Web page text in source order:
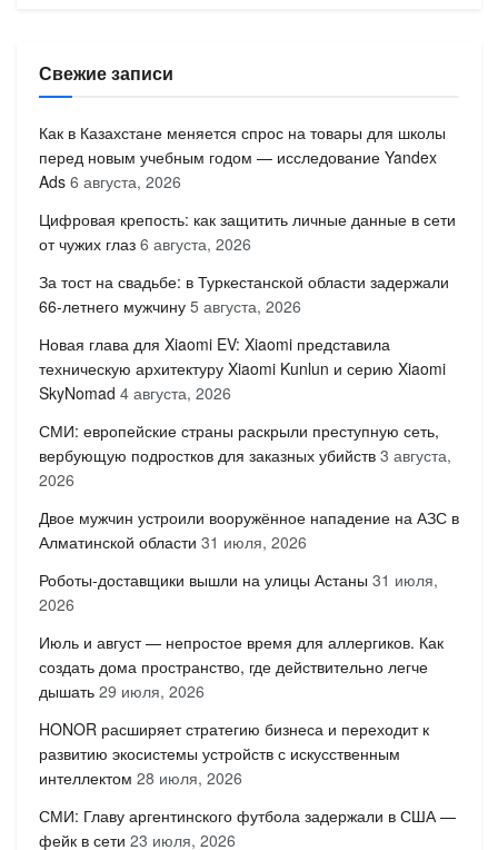
Свежие записи
Как в Казахстане меняется спрос на товары для школы
перед новым учебным годом — исследование Yandex
Ads 6 августа, 2026
Цифровая крепость: как защитить личные данные в сети
от чужих глаз 6 августа, 2026
За тост на свадьбе: в Туркестанской области задержали
66-летнего мужчину 5 августа, 2026
Новая глава для Xiaomi EV: Xiaomi представила
техническую архитектуру Xiaomi Kunlun и серию Xiaomi
SkyNomad 4 августа, 2026
СМИ: европейские страны раскрыли преступную сеть,
вербующую подростков для заказных убийств 3 августа,
2026
Двое мужчин устроили вооружённое нападение на АЗС в
Алматинской области 31 июля, 2026
Роботы-доставщики вышли на улицы Астаны 31 июля,
2026
Июль и август — непростое время для аллергиков. Как
создать дома пространство, где действительно легче
дышать 29 июля, 2026
HONOR расширяет стратегию бизнеса и переходит к
развитию экосистемы устройств с искусственным
интеллектом 28 июля, 2026
СМИ: Главу аргентинского футбола задержали в США —
фейк в сети 23 июля, 2026